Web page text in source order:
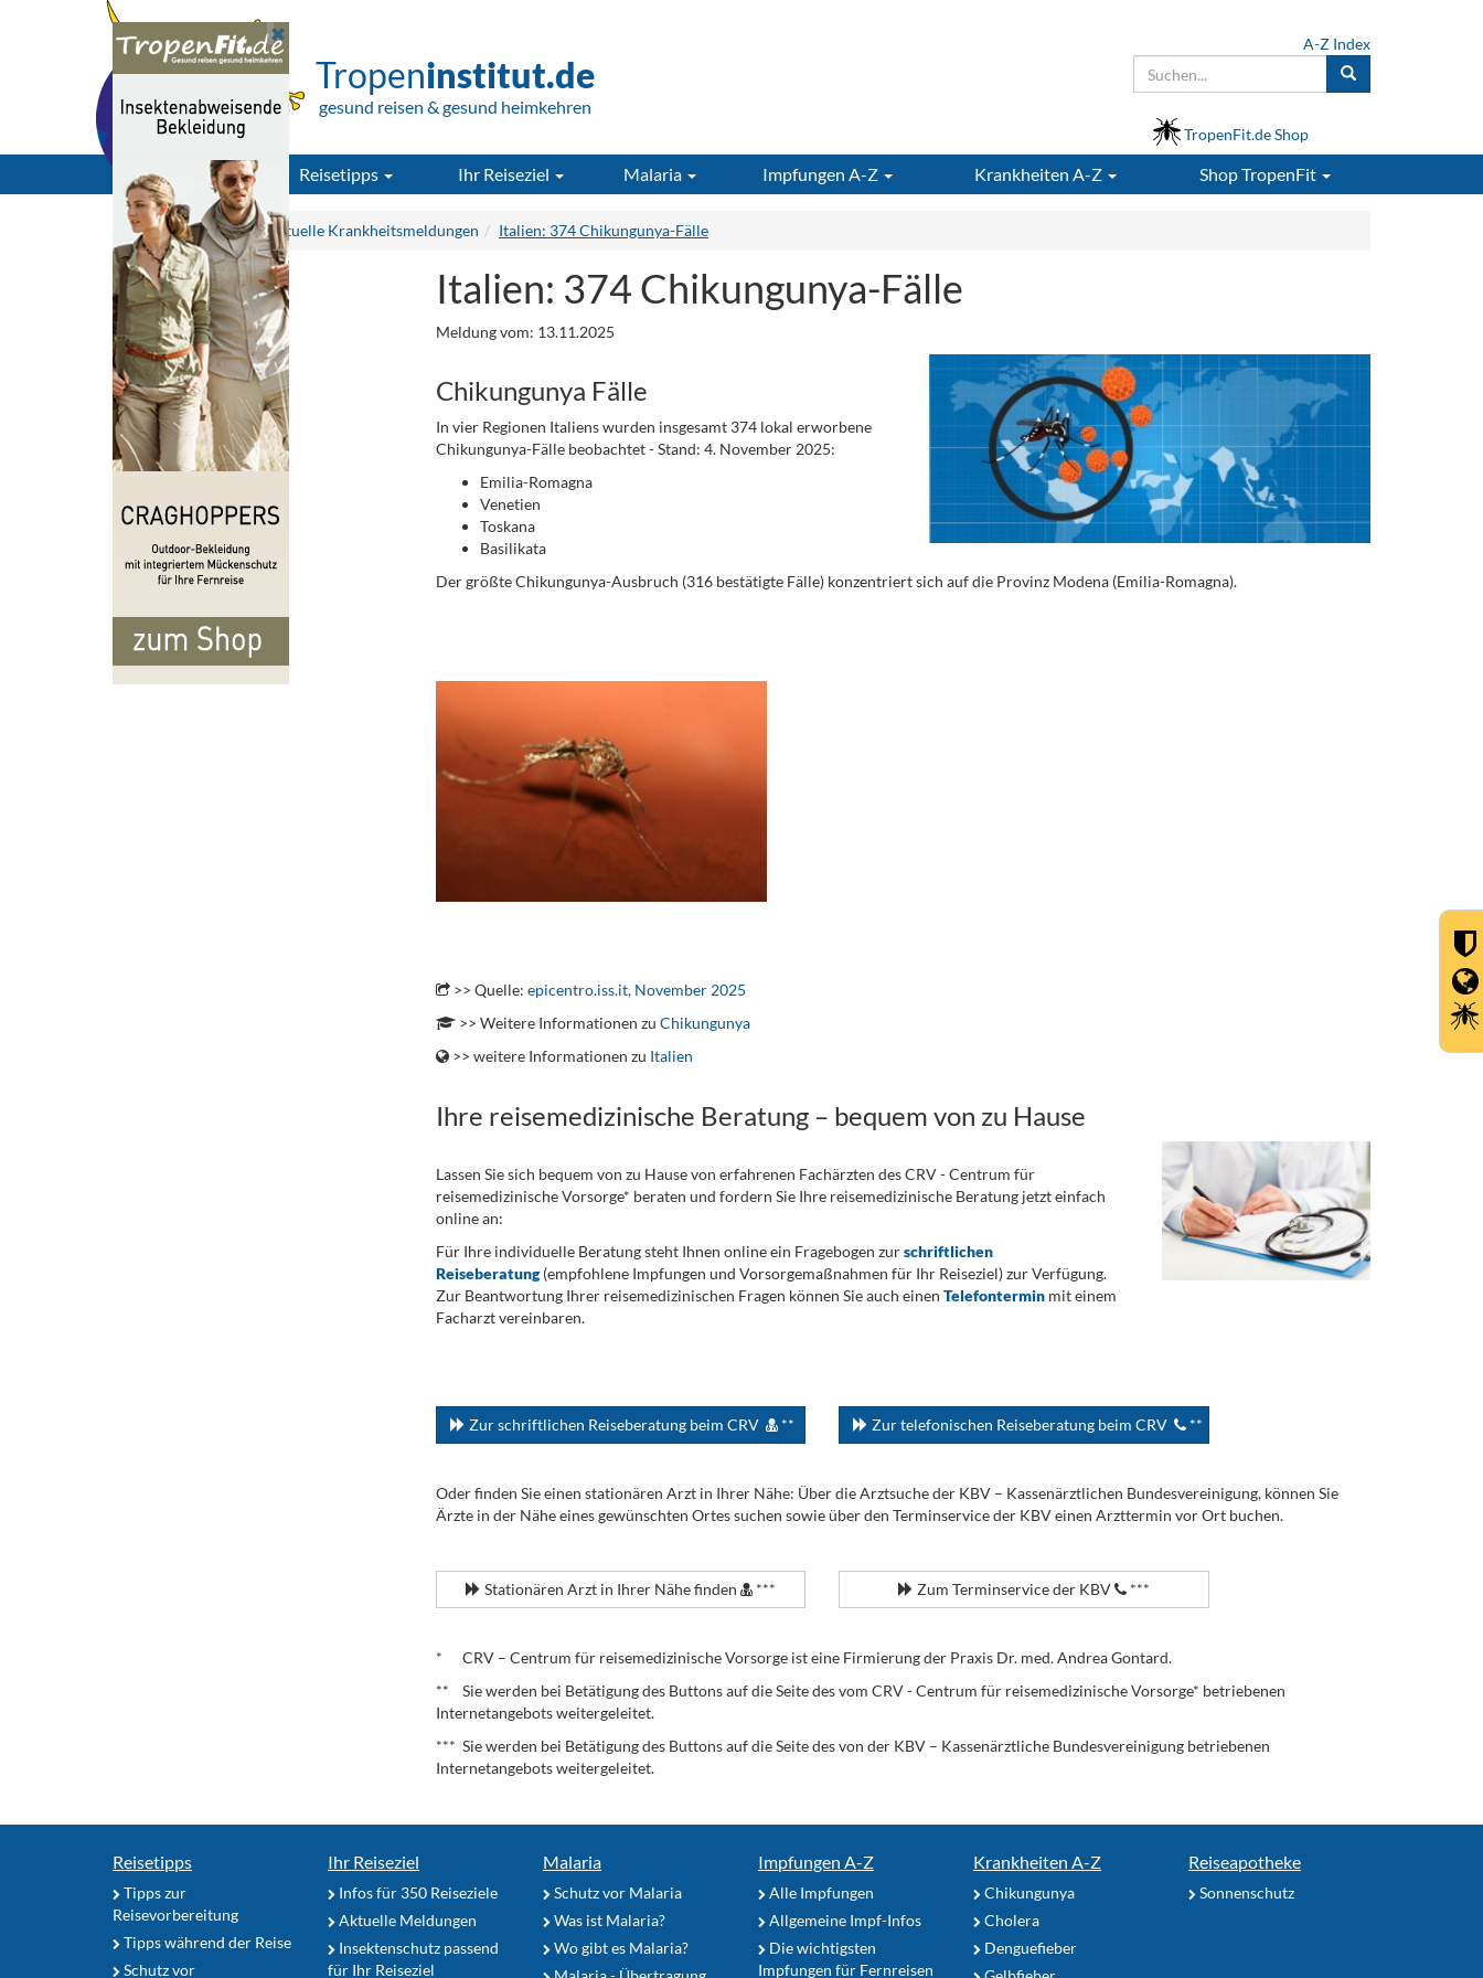
Tropeninstitut.de
gesund reisen & gesund heimkehren
A-Z Index
TropenFit.de Shop
Reisetipps Ihr Reiseziel Malaria Impfungen A-Z Krankheiten A-Z ShopTropenFit
Tropeninstitut.de Aktuelle Krankheitsmeldungen Italien: 374 Chikungunya-Fälle
Italien: 374 Chikungunya-Fälle
Meldung vom: 13.11.2025
Chikungunya Fälle
In vier Regionen Italiens wurden insgesamt 374 lokal erworbene
Chikungunya-Fälle beobachtet - Stand: 4. November 2025:
Emilia-Romagna
Venetien
Toskana
Basilikata
Der größte Chikungunya-Ausbruch (316 bestätigte Fälle) konzentriert sich auf die Provinz Modena (Emilia-Romagna).
>> Quelle: epicentro.iss.it, November 2025
>> Weitere Informationen zu Chikungunya
>> weitere Informationen zu Italien
Ihre reisemedizinische Beratung – bequem von zu Hause
Lassen Sie sich bequem von zu Hause von erfahrenen Fachärzten des CRV - Centrum für
reisemedizinische Vorsorge* beraten und fordern Sie Ihre reisemedizinische Beratung jetzt einfach
online an:
Für Ihre individuelle Beratung steht Ihnen online ein Fragebogen zurschriftlichen
Reiseberatung(empfohlene Impfungen und Vorsorgemaßnahmen für Ihr Reiseziel) zur Verfügung.
Zur Beantwortung Ihrer reisemedizinischen Fragen können Sie auch einen Telefonterminmit einem
Facharzt vereinbaren.
Zur schriftlichen Reiseberatung beim CRV ** Zur telefonischen Reiseberatung beim CRV **
Oder finden Sie einen stationären Arzt in Ihrer Nähe: Über die Arztsuche der KBV – Kassenärztlichen Bundesvereinigung, können Sie
Ärzte in der Nähe eines gewünschten Ortes suchen sowie über den Terminservice der KBV einen Arzttermin vor Ort buchen.
Stationären Arzt in Ihrer Nähe finden *** Zum Terminservice der KBV ***
* CRV – Centrum für reisemedizinische Vorsorge ist eine Firmierung der Praxis Dr. med. Andrea Gontard.
** Sie werden bei Betätigung des Buttons auf die Seite des vom CRV - Centrum für reisemedizinische Vorsorge* betriebenen
Internetangebots weitergeleitet.
*** Sie werden bei Betätigung des Buttons auf die Seite des von der KBV – Kassenärztliche Bundesvereinigung betriebenen
Internetangebots weitergeleitet.
Reisetipps
Tipps zur
Reisevorbereitung
Tipps während der Reise
Schutz vor
Ihr Reiseziel
Infos für 350 Reiseziele
Aktuelle Meldungen
Insektenschutz passend
für Ihr Reiseziel
Malaria
Schutz vor Malaria
Was ist Malaria?
Wo gibt es Malaria?
Impfungen A-Z
Alle Impfungen
Allgemeine Impf-Infos
Die wichtigsten
Impfungen für Fernreisen
Krankheiten A-Z
Chikungunya
Cholera
Denguefieber
Reiseapotheke
Sonnenschutz